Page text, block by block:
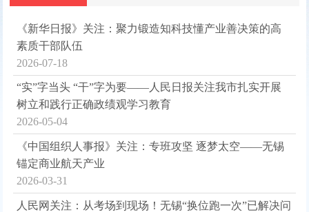
2026-07-18
《新华日报》关注：聚力锻造知科技懂产业善决策的高
素质干部队伍
2026-05-04
“实”字当头 “干”字为要——人民日报关注我市扎实开展
树立和践行正确政绩观学习教育
2026-03-31
《中国组织人事报》关注：专班攻坚 逐梦太空——无锡
锚定商业航天产业
人民网关注：从考场到现场！无锡“换位跑一次”已解决问